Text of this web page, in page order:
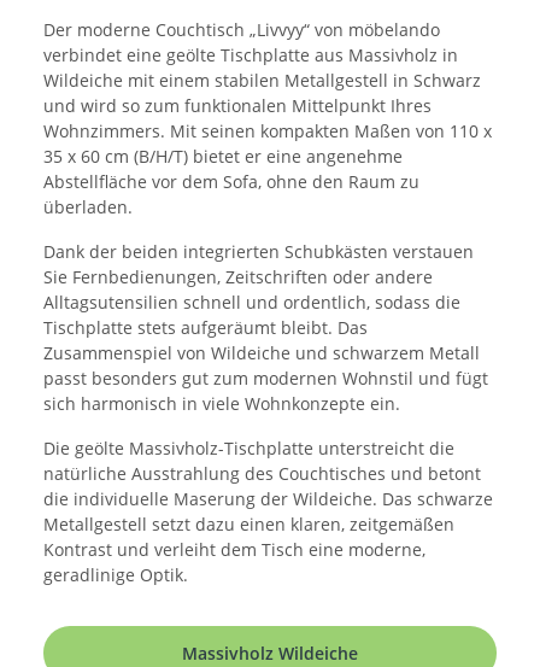
Der moderne Couchtisch „Livvyy“ von möbelando
verbindet eine geölte Tischplatte aus Massivholz in
Wildeiche mit einem stabilen Metallgestell in Schwarz
und wird so zum funktionalen Mittelpunkt Ihres
Wohnzimmers. Mit seinen kompakten Maßen von 110 x
35 x 60 cm (B/H/T) bietet er eine angenehme
Abstellfläche vor dem Sofa, ohne den Raum zu
überladen.
Dank der beiden integrierten Schubkästen verstauen
Sie Fernbedienungen, Zeitschriften oder andere
Alltagsutensilien schnell und ordentlich, sodass die
Tischplatte stets aufgeräumt bleibt. Das
Zusammenspiel von Wildeiche und schwarzem Metall
passt besonders gut zum modernen Wohnstil und fügt
sich harmonisch in viele Wohnkonzepte ein.
Die geölte Massivholz-Tischplatte unterstreicht die
natürliche Ausstrahlung des Couchtisches und betont
die individuelle Maserung der Wildeiche. Das schwarze
Metallgestell setzt dazu einen klaren, zeitgemäßen
Kontrast und verleiht dem Tisch eine moderne,
geradlinige Optik.
Massivholz Wildeiche